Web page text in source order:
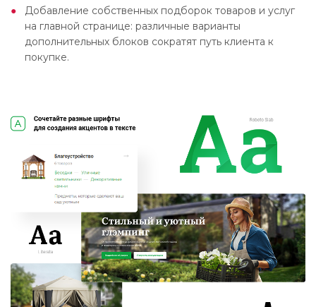
Добавление собственных подборок товаров и услуг
на главной странице: различные варианты
дополнительных блоков сократят путь клиента к
покупке.